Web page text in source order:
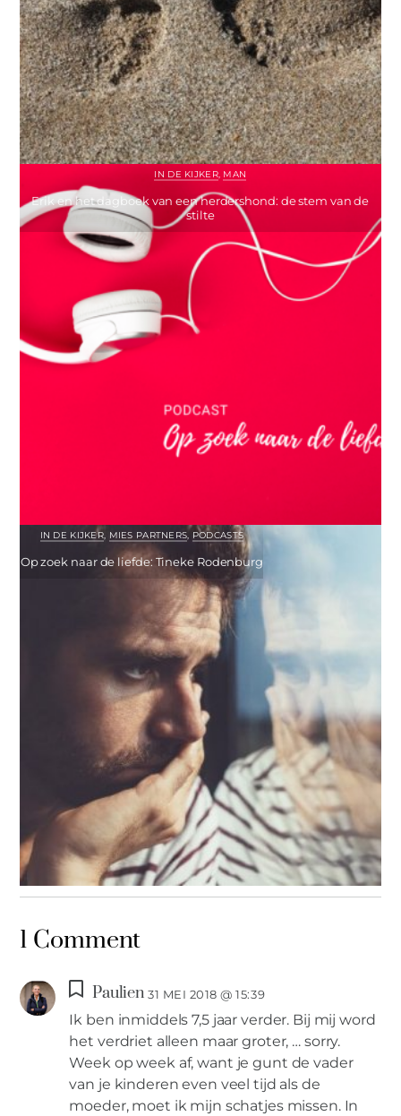
IN DE KIJKER, MAN
Erik en het dagboek van een herdershond: de stem van de
stilte
IN DE KIJKER MIES PARTNERS PODCASTS
Op zoek naar de liefde: Tineke Rodenburg
IN DE KIJKER,MIES PARTNERS
1 Comment
Paulien 31 MEI 2018 @ 15:39
Ik ben inmiddels 7,5 jaar verder. Bij mij word
het verdriet alleen maar groter, … sorry.
Week op week af, want je gunt de vader
van je kinderen even veel tijd als de
moeder, moet ik mijn schatjes missen. In